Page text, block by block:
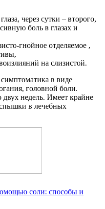
через сутки – второго,
боль в глазах и
гнойное отделяемое ,
на слизистой.
в виде
головной боли.
двух недель. Имеет крайне
в лечебных
соли: способы и